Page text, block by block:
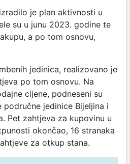
je plan aktivnosti u
su u junu 2023. godine te
a po tom osnovu,
jedinica, realizovano je
po tom osnovu. Na
cijene, podneseni su
jedinice Bijeljina i
Pet zahtjeva za kupovinu u
okončao, 16 stranaka
za otkup stana.